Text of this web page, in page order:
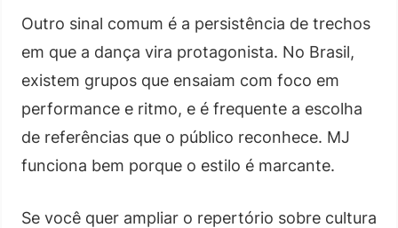
Outro sinal comum é a persistência de trechos
em que a dança vira protagonista. No Brasil,
existem grupos que ensaiam com foco em
performance e ritmo, e é frequente a escolha
de referências que o público reconhece. MJ
funciona bem porque o estilo é marcante.
Se você quer ampliar o repertório sobre cultura